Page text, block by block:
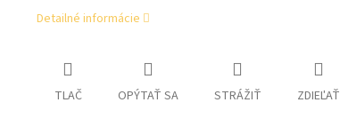
Detailné informácie
TLAČ OPÝTAŤ SA STRÁŽIŤ ZDIEĽAŤ